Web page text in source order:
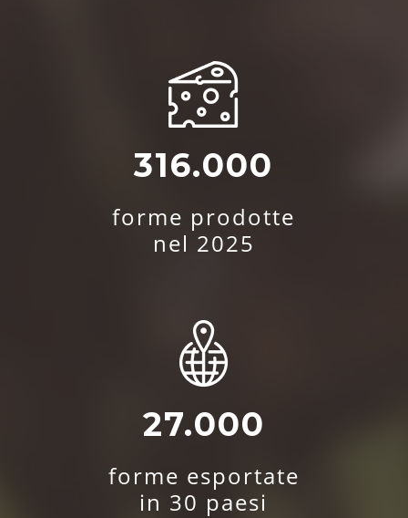
316.000
forme prodotte
nel 2025
27.000
forme esportate
in 30 paesi